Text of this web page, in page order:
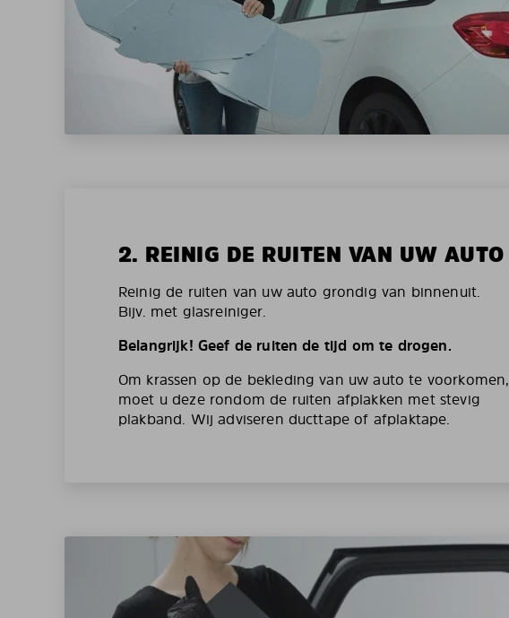
2. REINIG DE RUITEN VAN UW AUTO
Reinig de ruiten van uw auto grondig van binnenuit.
Bijv. met glasreiniger.
Belangrijk! Geef de ruiten de tijd om te drogen.
Om krassen op de bekleding van uw auto te voorkomen,
moet u deze rondom de ruiten afplakken met stevig
plakband. Wij adviseren ducttape of afplaktape.